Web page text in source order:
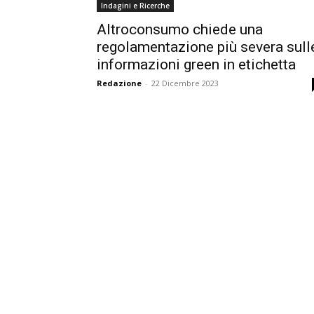
Indagini e Ricerche
Altroconsumo chiede una
regolamentazione più severa
informazioni green in etichetta
Redazione - 22 Dicembre 2023